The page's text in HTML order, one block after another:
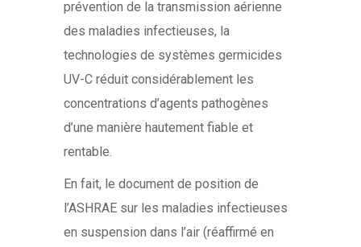
prévention de la transmission aérienne
des maladies infectieuses, la
technologies de systèmes germicides
UV-C réduit considérablement les
concentrations d’agents pathogènes
d’une manière hautement fiable et
rentable.
En fait, le document de position de
l’ASHRAE sur les maladies infectieuses
en suspension dans l’air (réaffirmé en